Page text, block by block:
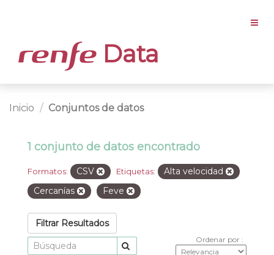
Data
Inicio Conjuntos de datos
1 conjunto de datos encontrado
Formatos: CSV Etiquetas:
Alta velocidad
Cercanías
Feve
Filtrar Resultados
Ordenar por